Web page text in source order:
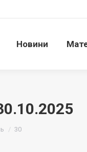
Новини
30
Новини